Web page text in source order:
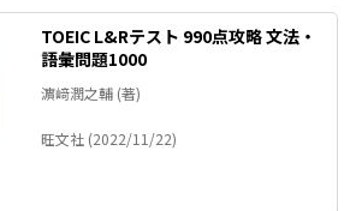
TOEIC L&Rテスト 990点攻略 文法・
語彙問題1000
濵﨑潤之輔 (著)
旺文社 (2022/11/22)